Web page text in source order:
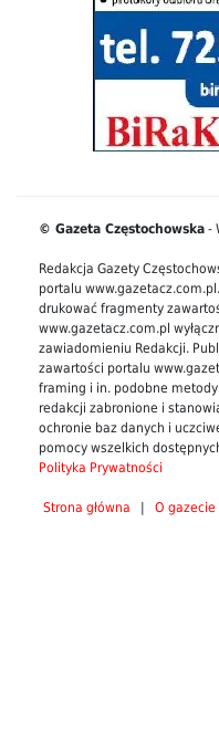
© Gazeta Częstochowska -
Redakcja Gazety
portalu
drukować fragmenty
www.gazetacz.com.pl
zawiadomieniu Redakcji.
zawartości portalu
framing i in. podobne
redakcji zabronione i
ochronie baz danych i
pomocy wszelkich
Polityka Prywatności
Strona główna | O gazecie